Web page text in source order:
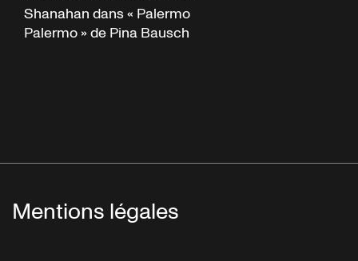
Shanahan dans « Palermo
Palermo » de Pina Bausch
Mentions légales